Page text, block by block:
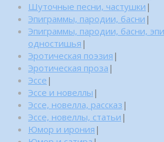
Шуточные песни, частушки |
Эпиграммы, пародии, басни |
Эпиграммы, пародии, басни,
одностишья |
Эротическая поэзия |
Эротическая проза |
Эссе |
Эссе и новеллы |
Эссе, новелла, рассказ |
Эссе, новеллы, статьи |
Юмор и ирония |